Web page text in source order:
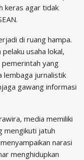
keras agar tidak
di ruang hampa.
usaha lokal,
yang
lembaga jurnalistik
gawang informasi
media memiliki
mengikuti jatuh
narasi
menghidupkan